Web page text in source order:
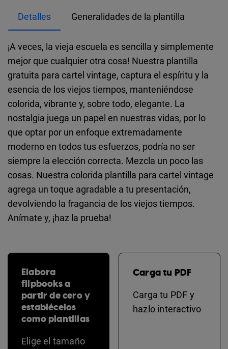
Detalles Generalidades de la plantilla
¡A veces, la vieja escuela es sencilla y simplemente
mejor que cualquier otra cosa! Nuestra plantilla
gratuita para cartel vintage, captura el espíritu y la
esencia de los viejos tiempos, manteniéndose
colorida, vibrante y, sobre todo, elegante. La
nostalgia juega un papel en nuestras vidas, por lo
que optar por un enfoque extremadamente
moderno en todos tus esfuerzos, podría no ser
siempre la elección correcta. Mezcla un poco las
cosas. Nuestra colorida plantilla para cartel vintage
agrega un toque agradable a tu presentación,
devolviendo la fragancia de los viejos tiempos.
Anímate y, ¡haz la prueba!
Elabora
flipbooks a
partir de cero y
establécelos
como plantillas
Elige el tamaño
Carga tu PDF
Carga tu PDF y
hazlo interactivo